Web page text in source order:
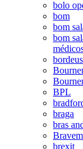
bolo
bom
bom
bom
bordeus
BPL
braga
bras
brexit